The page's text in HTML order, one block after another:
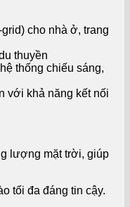
cho nhà ở, trang
thuyền
thống chiếu sáng,
với khả năng kết nối
lượng mặt trời, giúp
tối đa đáng tin cậy.